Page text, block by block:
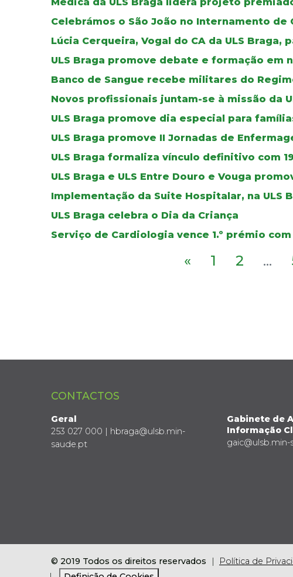
Celebrámos o São João no Internamento
Lúcia Cerqueira, Vogal do CA da ULS Braga,
ULS Braga promove debate e formação em
Banco de Sangue recebe militares do
Novos profissionais juntam-se à missão da
ULS Braga promove dia especial para
ULS Braga promove II Jornadas de
ULS Braga formaliza vínculo definitivo com
ULS Braga e ULS Entre Douro e Vouga
Implementação da Suite Hospitalar, na ULS
ULS Braga celebra o Dia da Criança
Serviço de Cardiologia vence 1.º prémio
« 1 2 ...
CONTACTOS
Geral
253 027 000 | hbraga@ulsb.min-
saude.pt
Gabinete de
Informação
© 2019 Todos os direitos reservados Política de